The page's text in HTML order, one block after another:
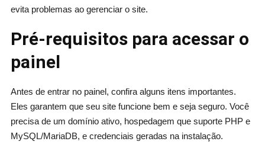
evita problemas ao gerenciar o site.
Pré-requisitos para acessar o
painel
Antes de entrar no painel, confira alguns itens importantes.
Eles garantem que seu site funcione bem e seja seguro. Você
precisa de um domínio ativo, hospedagem que suporte PHP e
MySQL/MariaDB, e credenciais geradas na instalação.